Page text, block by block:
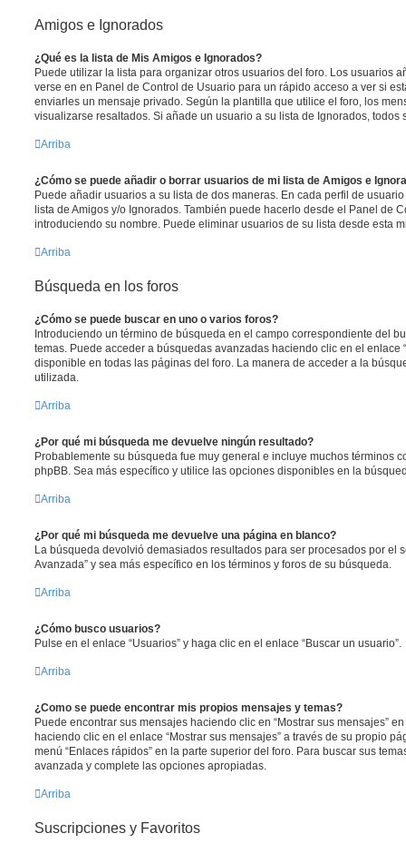
Amigos e Ignorados
¿Qué es la lista de Mis Amigos e Ignorados?
Puede utilizar la lista para organizar otros usuarios del foro. Los usuarios
verse en en Panel de Control de Usuario para un rápido acceso a ver si
enviarles un mensaje privado. Según la plantilla que utilice el foro, los
visualizarse resaltados. Si añade un usuario a su lista de Ignorados, todos
Arriba
¿Cómo se puede añadir o borrar usuarios de mi lista de Amigos e
Puede añadir usuarios a su lista de dos maneras. En cada perfil de
lista de Amigos y/o Ignorados. También puede hacerlo desde el Panel de
introduciendo su nombre. Puede eliminar usuarios de su lista desde esta
Arriba
Búsqueda en los foros
¿Cómo se puede buscar en uno o varios foros?
Introduciendo un término de búsqueda en el campo correspondiente del
temas. Puede acceder a búsquedas avanzadas haciendo clic en el enlace
disponible en todas las páginas del foro. La manera de acceder a la
utilizada.
Arriba
¿Por qué mi búsqueda me devuelve ningún resultado?
Probablemente su búsqueda fue muy general e incluye muchos términos
phpBB. Sea más específico y utilice las opciones disponibles en la
Arriba
¿Por qué mi búsqueda me devuelve una página en blanco?
La búsqueda devolvió demasiados resultados para ser procesados por el
Avanzada” y sea más específico en los términos y foros de su búsqueda.
Arriba
¿Cómo busco usuarios?
Pulse en el enlace “Usuarios” y haga clic en el enlace “Buscar un usuario”.
Arriba
¿Como se puede encontrar mis propios mensajes y temas?
Puede encontrar sus mensajes haciendo clic en “Mostrar sus mensajes”
haciendo clic en el enlace “Mostrar sus mensajes” a través de su propio
menú “Enlaces rápidos” en la parte superior del foro. Para buscar sus
avanzada y complete las opciones apropiadas.
Arriba
Suscripciones y Favoritos